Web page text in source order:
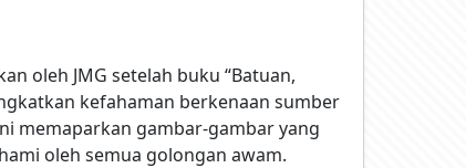
oleh JMG setelah buku “Batuan,
kefahaman berkenaan sumber
memaparkan gambar-gambar yang
oleh semua golongan awam.